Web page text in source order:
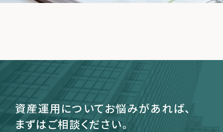
運営会社
ファミリーオフィスとは
関連書籍
メールマガジン登録
よくある質問
資産運用についてお悩みがあれば、
まずはご相談ください。